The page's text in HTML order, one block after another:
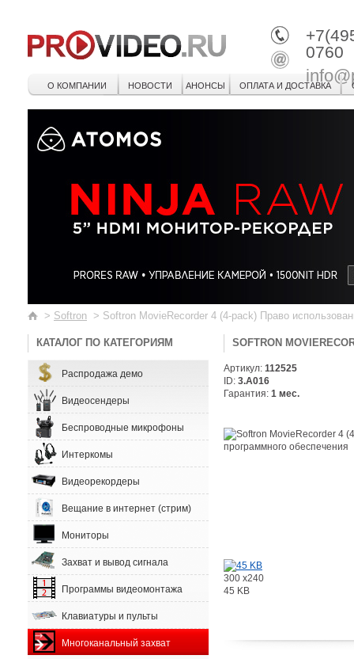
0760
О КОМПАНИИ НОВОСТИ АНОНСЫ ОПЛАТА И ДОСТАВКА
> Softron > Softron MovieRecorder 4 (4-pack) Право
КАТАЛОГ ПО КАТЕГОРИЯМ
Распродажа демо
Видеосендеры
Беспроводные микрофоны
Интеркомы
Видеорекордеры
Вещание в интернет (стрим)
Мониторы
Захват и вывод сигнала
Программы видеомонтажа
Клавиатуры и пульты
Многоканальный захват
SOFTRON
Артикул: 112525
ID: 3.A016
Гарантия: 1 мес.
300 x240
45 KB